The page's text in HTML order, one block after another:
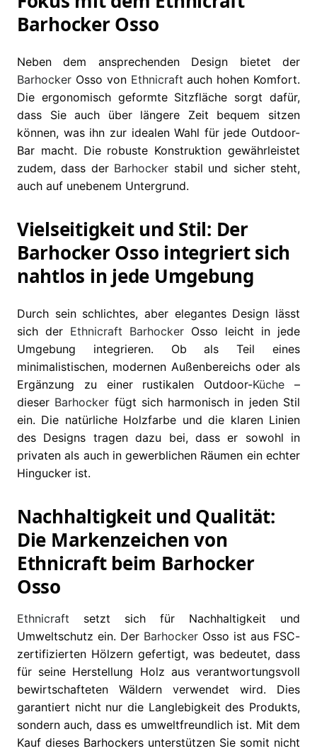
Barhocker Osso
Neben dem ansprechenden Design bietet der
Barhocker Osso von Ethnicraft auch hohen Komfort.
Die ergonomisch geformte Sitzfläche sorgt dafür,
dass Sie auch über längere Zeit bequem sitzen
können, was ihn zur idealen Wahl für jede Outdoor-
Bar macht. Die robuste Konstruktion gewährleistet
zudem, dass der Barhocker stabil und sicher steht,
auch auf unebenem Untergrund.
Vielseitigkeit und Stil: Der
Barhocker Osso integriert sich
nahtlos in jede Umgebung
Durch sein schlichtes, aber elegantes Design lässt
sich der Ethnicraft Barhocker Osso leicht in jede
Umgebung integrieren. Ob als Teil eines
minimalistischen, modernen Außenbereichs oder als
Ergänzung zu einer rustikalen Outdoor-Küche –
dieser Barhocker fügt sich harmonisch in jeden Stil
ein. Die natürliche Holzfarbe und die klaren Linien
des Designs tragen dazu bei, dass er sowohl in
privaten als auch in gewerblichen Räumen ein echter
Hingucker ist.
Nachhaltigkeit und Qualität:
Die Markenzeichen von
Ethnicraft beim Barhocker
Osso
Ethnicraft setzt sich für Nachhaltigkeit und
Umweltschutz ein. Der Barhocker Osso ist aus FSC-
zertifizierten Hölzern gefertigt, was bedeutet, dass
für seine Herstellung Holz aus verantwortungsvoll
bewirtschafteten Wäldern verwendet wird. Dies
garantiert nicht nur die Langlebigkeit des Produkts,
sondern auch, dass es umweltfreundlich ist. Mit dem
Kauf dieses Barhockers unterstützen Sie somit nicht